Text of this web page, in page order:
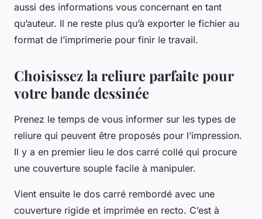
aussi des informations vous concernant en tant
qu’auteur. Il ne reste plus qu’à exporter le fichier au
format de l’imprimerie pour finir le travail.
Choisissez la reliure parfaite pour
votre bande dessinée
Prenez le temps de vous informer sur les types de
reliure qui peuvent être proposés pour l’impression.
Il y a en premier lieu le dos carré collé qui procure
une couverture souple facile à manipuler.
Vient ensuite le dos carré rembordé avec une
couverture rigide et imprimée en recto. C’est à